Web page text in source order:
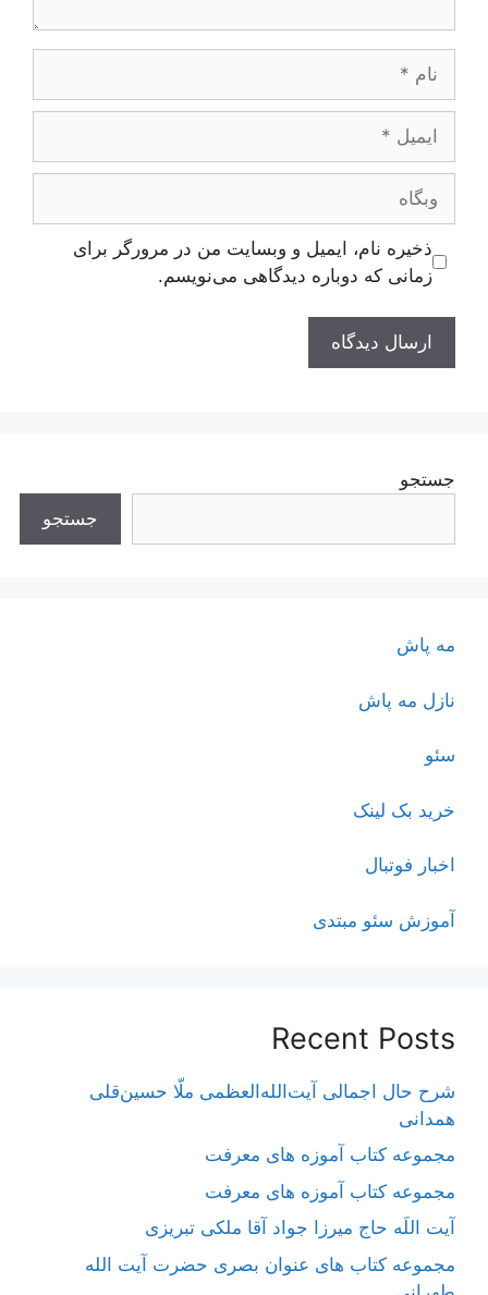
وبگاه
ذخیره نام، ایمیل و وبسایت من در مرورگر برای
زمانی که دوباره دیدگاهی می‌نویسم.
جستجو
جستجو
مه پاش
نازل مه پاش
سئو
خرید بک لینک
اخبار فوتبال
آموزش سئو مبتدی
Recent Posts
شرح حال اجمالی آیت‌الله‌العظمی ملّا حسین‌قلی
همدانی
مجموعه کتاب آموزه های معرفت
مجموعه کتاب آموزه های معرفت
آیت اللَه حاج میرزا جواد آقا ملکی تبریزی
مجموعه کتاب های عنوان بصری حضرت آیت الله